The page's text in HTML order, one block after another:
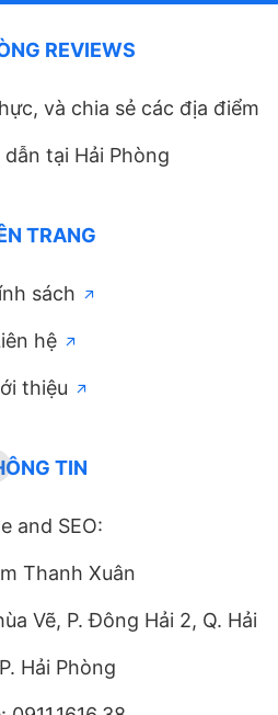
REVIEWS
và chia sẻ các địa điểm
tại Hải Phòng
TRANG
sách
hệ
thiệu
TIN
and SEO:
Thanh Xuân
Vẽ, P. Đông Hải 2, Q. Hải
Hải Phòng